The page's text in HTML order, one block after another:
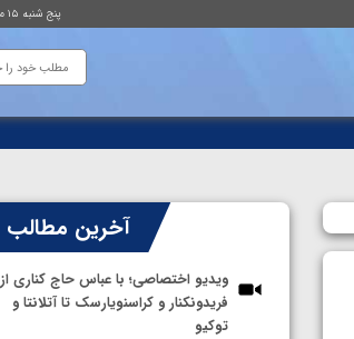
پنج شنبه ۱۵ مرداد ۱۴۰۵ ساعت : ۱۲:۵۴
آخرین مطالب
ویدیو اختصاصی؛ با عباس حاج کناری از
فریدونکنار و کراسنویارسک تا آتلانتا و
توکیو